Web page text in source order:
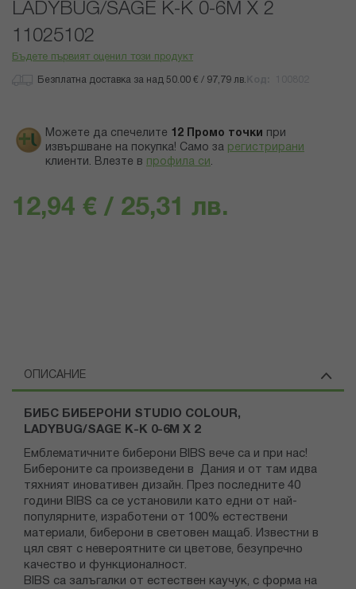
галерия
със
снимки
LADYBUG/SAGE К-К 0-6М X 2
11025102
Бъдете първият оценил този продукт
Безплатна доставка за над 50.00 € / 97,79 лв.
Можете да спечелите 12 Промо точки
при
извършване на покупка! Само за регистрирани
клиенти. Влезте в профила си .
12,94 € / 25,31 лв.
ОПИСАНИЕ
БИБС БИБЕРОНИ STUDIO COLOUR,
LADYBUG/SAGE К-К 0-6М X 2
Емблематичните биберони BIBS вече са и при нас!
Бибероните са произведени в Дания и от там идва
тяхният иновативен дизайн. През последните 40
години BIBS са се установили като едни от най-
популярните, изработени от 100% естествени
материали, биберони в световен мащаб. Известни в
цял свят с невероятните си цветове, безупречно
качество и функционалност.
BIBS са залъгалки от естествен каучук, с форма на